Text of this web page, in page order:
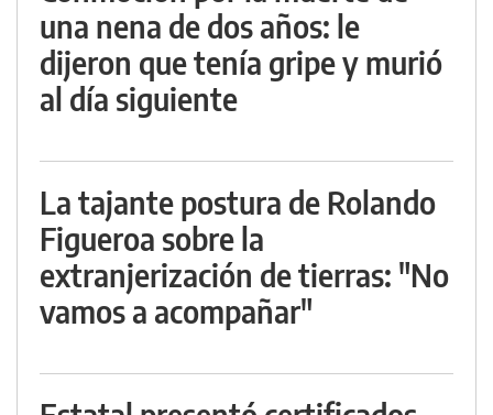
una nena de dos años: le
dijeron que tenía gripe y murió
al día siguiente
La tajante postura de Rolando
Figueroa sobre la
extranjerización de tierras: "No
vamos a acompañar"